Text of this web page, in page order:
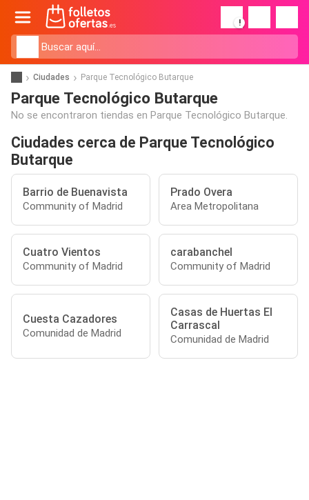
!
Ciudades Parque Tecnológico Butarque
Parque Tecnológico Butarque
No se encontraron tiendas en Parque Tecnológico Butarque.
Ciudades cerca de Parque Tecnológico
Butarque
Barrio de Buenavista
Community of Madrid
Prado Overa
Area Metropolitana
Cuatro Vientos
Community of Madrid
carabanchel
Community of Madrid
Cuesta Cazadores
Comunidad de Madrid
Casas de Huertas El
Carrascal
Comunidad de Madrid